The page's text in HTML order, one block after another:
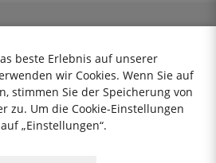
KitchenLab AB
VAT-ID: SE556785-619901
kundenservice@thekitchenlab.de
+46 8 410 95 200
beste Erlebnis auf unserer
wir Cookies. Wenn Sie auf
stimmen Sie der Speicherung von
zu. Um die Cookie-Einstellungen
„Einstellungen“.